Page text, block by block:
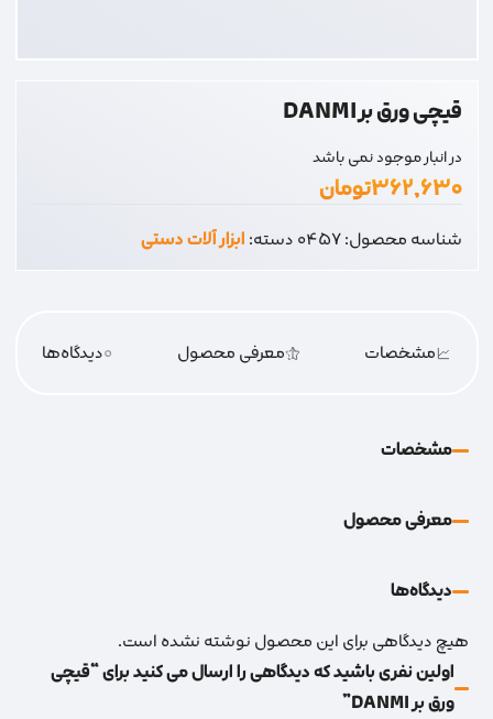
قیچی ورق بر DANMI
در انبار موجود نمی باشد
۳۶۲,۶۳۰تومان
شناسه محصول:0457دسته:ابزار آلات دستی
مشخصات معرفی محصول 0دیدگاه‌‌ها
مشخصات
معرفی محصول
دیدگاه‌‌ها
هیچ دیدگاهی برای این محصول نوشته نشده است.
اولین نفری باشید که دیدگاهی را ارسال می کنید برای “قیچی
ورق بر DANMI”